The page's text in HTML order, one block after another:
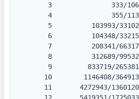
3               333/
4               355/
5          103993/
6          104348/
7          208341/
8          312689/
9         833719/
10        1146408/
11       4272943/